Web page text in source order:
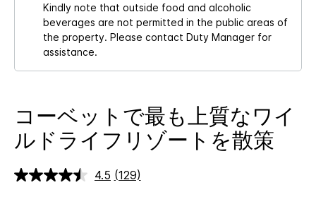
Kindly note that outside food and alcoholic
beverages are not permitted in the public areas of
the property. Please contact Duty Manager for
assistance.
コーベットで最も上質なワイ
ルドライフリゾートを散策
4.5 レ
(129)